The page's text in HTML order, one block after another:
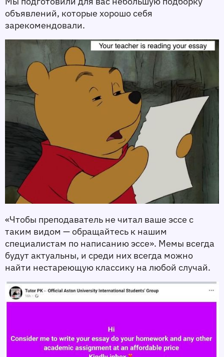
объявлений, которые хорошо себя
зарекомендовали.
«Чтобы преподаватель не читал ваше эссе с
таким видом — обращайтесь к нашим
специалистам по написанию эссе». Мемы всегда
будут актуальны, и среди них всегда можно
найти нестареющую классику на любой случай.